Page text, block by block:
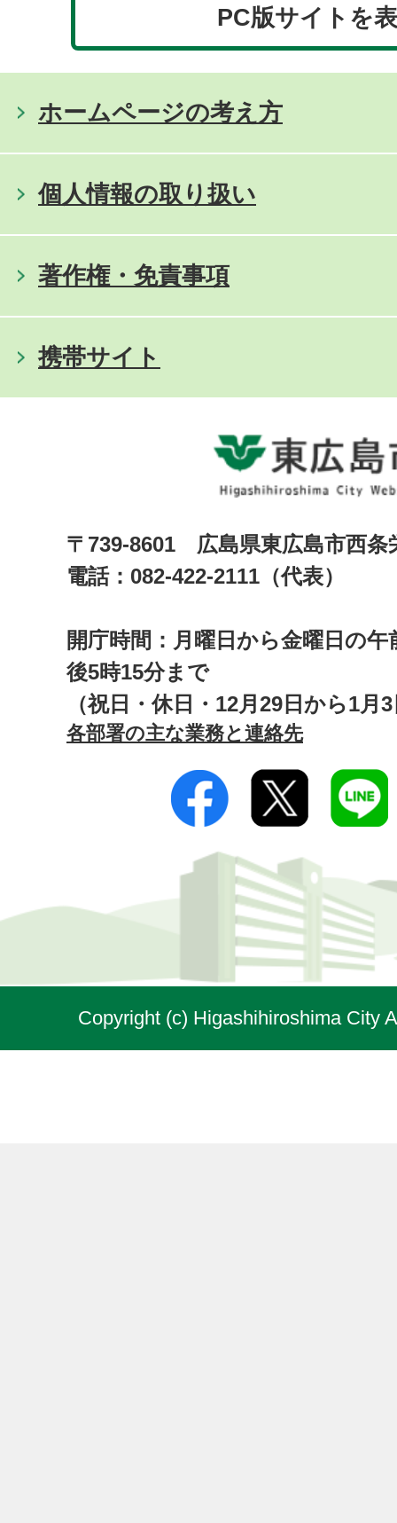
PC版サイトを
ホームページの考え方
個人情報の取り扱い
著作権・免責事項
携帯サイト
〒739-8601 広島県東広島市西
電話：082-422-2111（代表）
開庁時間：月曜日から金曜日の午
後5時15分まで
（祝日・休日・12月29日から1月
各部署の主な業務と連絡先
Copyright (c) Higashihiroshima City